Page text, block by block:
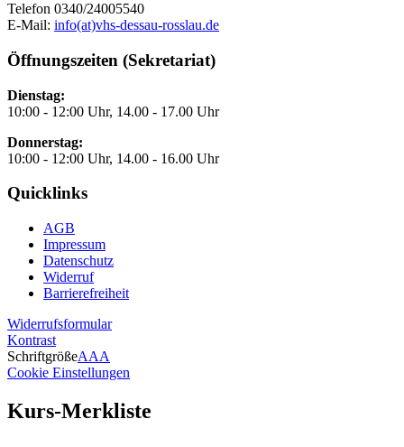
Telefon 0340/24005540
E-Mail: info(at)vhs-dessau-rosslau.de
Öffnungszeiten (Sekretariat)
Dienstag:
10:00 - 12:00 Uhr, 14.00 - 17.00 Uhr
Donnerstag:
10:00 - 12:00 Uhr, 14.00 - 16.00 Uhr
Quicklinks
AGB
Impressum
Datenschutz
Widerruf
Barrierefreiheit
Widerrufsformular
Kontrast
SchriftgrößeAAA
Cookie Einstellungen
Kurs-Merkliste